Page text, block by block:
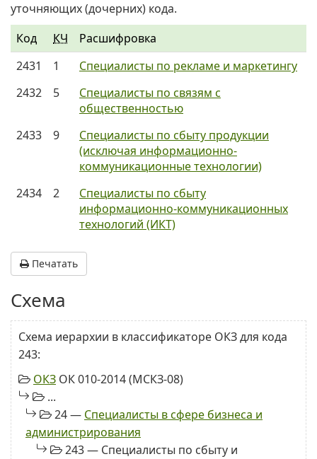
уточняющих (дочерних) кода.
Код
КЧ
Расшифровка
2431
1
Специалисты по рекламе и маркетингу
2432
5
Специалисты по связям с
общественностью
2433
9
Специалисты по сбыту продукции
(исключая информационно-
коммуникационные технологии)
2434
2
Специалисты по сбыту
информационно-коммуникационных
технологий (ИКТ)
Печатать
Схема
Схема иерархии в классификаторе ОКЗ для кода
243:
ОКЗ ОК 010-2014 (МСКЗ-08)
...
24 — Специалисты в сфере бизнеса и
администрирования
243 — Специалисты по сбыту и